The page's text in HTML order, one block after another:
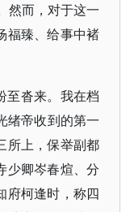
然而，对于这一
福臻、给事中褚
至沓来。我在档
绪帝收到的第一
所上，保举副都
少卿岑春煊、分
府柯逢时，称四